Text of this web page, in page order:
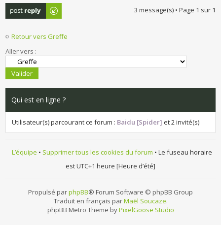
Publier une
réponse
3 message(s) • Page 1 sur 1
Retour vers Greffe
Aller vers :
Qui est en ligne ?
Utilisateur(s) parcourant ce forum : Baidu [Spider] et 2 invité(s)
L’équipe • Supprimer tous les cookies du forum • Le fuseau horaire
est UTC+1 heure [Heure d’été]
Propulsé parphpBB® Forum Software © phpBB Group
Traduit en français parMaël Soucaze.
phpBB Metro Theme byPixelGoose Studio